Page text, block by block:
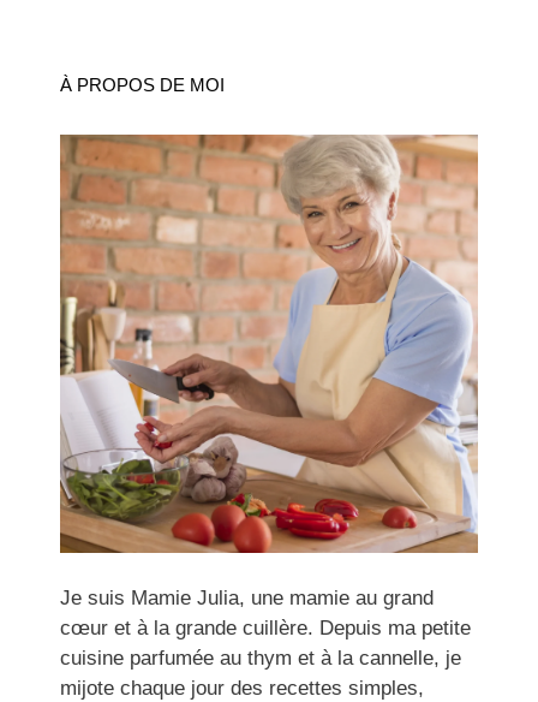
À PROPOS DE MOI
Je suis Mamie Julia, une mamie au grand
cœur et à la grande cuillère. Depuis ma petite
cuisine parfumée au thym et à la cannelle, je
mijote chaque jour des recettes simples,